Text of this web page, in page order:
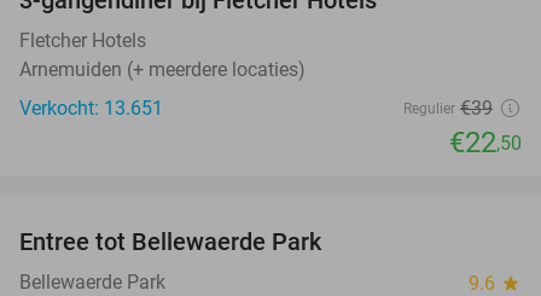
Fletcher Hotels
Arnemuiden (+ meerdere locaties)
Verkocht: 13.651
Regulier €39
€22,50
Entree tot Bellewaerde Park
Bellewaerde Park 9.6 star